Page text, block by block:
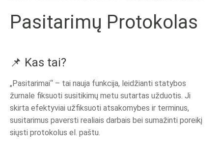
Pasitarimų Protokolas
📌 Kas tai?
„Pasitarimai“ – tai nauja funkcija, leidžianti statybos
žurnale fiksuoti susitikimų metu sutartas užduotis. Ji
skirta efektyviai užfiksuoti atsakomybes ir terminus,
susitarimus paversti realiais darbais bei sumažinti poreikį
siųsti protokolus el. paštu.